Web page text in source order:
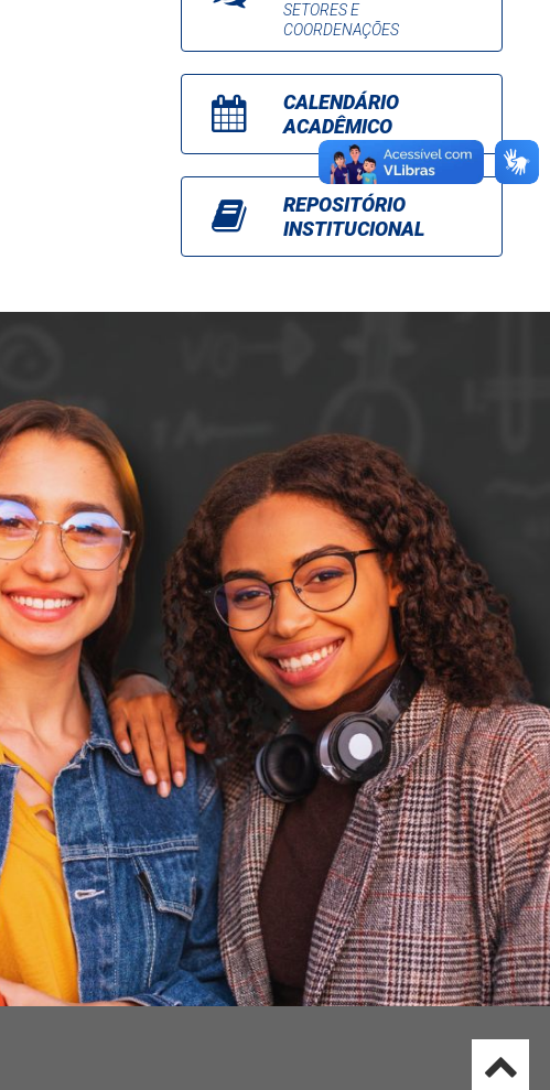
SETORES E
COORDENAÇÕES
CALENDÁRIO
ACADÊMICO
REPOSITÓRIO
INSTITUCIONAL